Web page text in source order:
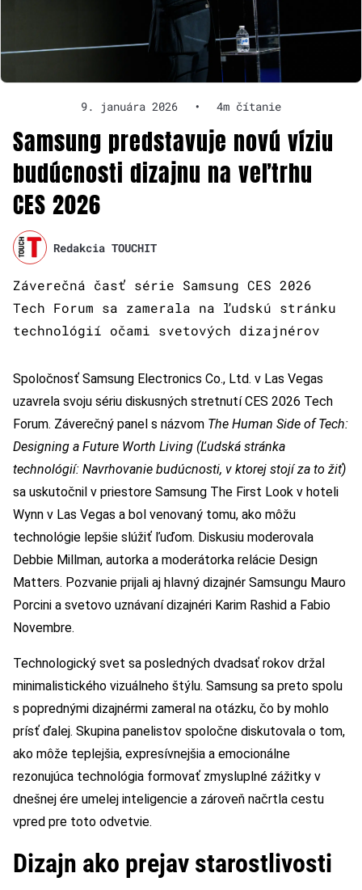
9. januára 2026 • 4m čítanie
Samsung predstavuje novú víziu
budúcnosti dizajnu na veľtrhu
CES 2026
Redakcia TOUCHIT
Záverečná časť série Samsung CES 2026
Tech Forum sa zamerala na ľudskú stránku
technológií očami svetových dizajnérov
Spoločnosť Samsung Electronics Co., Ltd. v Las Vegas
uzavrela svoju sériu diskusných stretnutí CES 2026 Tech
Forum. Záverečný panel s názvom The Human Side of Tech:
Designing a Future Worth Living (Ľudská stránka
technológií: Navrhovanie budúcnosti, v ktorej stojí za to žiť)
sa uskutočnil v priestore Samsung The First Look v hoteli
Wynn v Las Vegas a bol venovaný tomu, ako môžu
technológie lepšie slúžiť ľuďom. Diskusiu moderovala
Debbie Millman, autorka a moderátorka relácie Design
Matters. Pozvanie prijali aj hlavný dizajnér Samsungu Mauro
Porcini a svetovo uznávaní dizajnéri Karim Rashid a Fabio
Novembre.
Technologický svet sa posledných dvadsať rokov držal
minimalistického vizuálneho štýlu. Samsung sa preto spolu
s poprednými dizajnérmi zameral na otázku, čo by mohlo
prísť ďalej. Skupina panelistov spoločne diskutovala o tom,
ako môže teplejšia, expresívnejšia a emocionálne
rezonujúca technológia formovať zmysluplné zážitky v
dnešnej ére umelej inteligencie a zároveň načrtla cestu
vpred pre toto odvetvie.
Dizajn ako prejav starostlivosti